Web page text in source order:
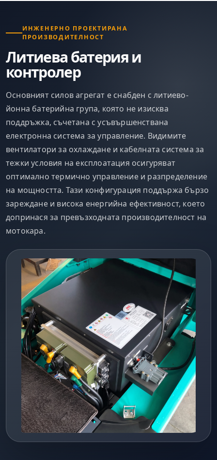
ИНЖЕНЕРНО ПРОЕКТИРАНА
ПРОИЗВОДИТЕЛНОСТ
Литиева батерия и
контролер
Основният силов агрегат е снабден с литиево-
йонна батерийна група, която не изисква
поддръжка, съчетана с усъвършенствана
електронна система за управление. Видимите
вентилатори за охлаждане и кабелната система за
тежки условия на експлоатация осигуряват
оптимално термично управление и разпределение
на мощността. Тази конфигурация поддържа бързо
зареждане и висока енергийна ефективност, което
допринася за превъзходната производителност на
мотокара.